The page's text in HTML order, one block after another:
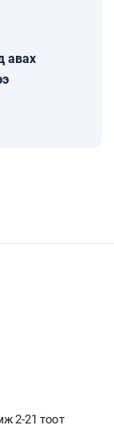
авах
2-21 тоот